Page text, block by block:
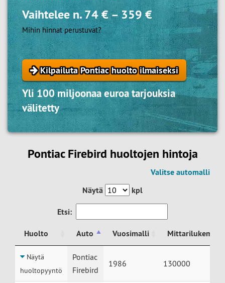
Vaihtelee n.74 €–359 €
Mihin hinnat perustuvat?
Kilpailuta Pontiac huolto ilmaiseksi
Yli 100 miljoonaa euroa tarjouksia
välitetty
Pontiac Firebird huoltojen hintoja
Valitse automalli
Näytä
kpl
Etsi:
Huolto Auto Vuosimalli
Mittarilukema
Huolto
Auto
Näytä
huoltopyyntö
Pontiac
Firebird
1986 130000